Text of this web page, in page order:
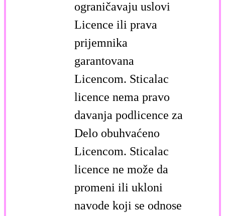
ograničavaju uslovi
Licence ili prava
prijemnika
garantovana
Licencom. Sticalac
licence nema pravo
davanja podlicence za
Delo obuhvaćeno
Licencom. Sticalac
licence ne može da
promeni ili ukloni
navode koji se odnose